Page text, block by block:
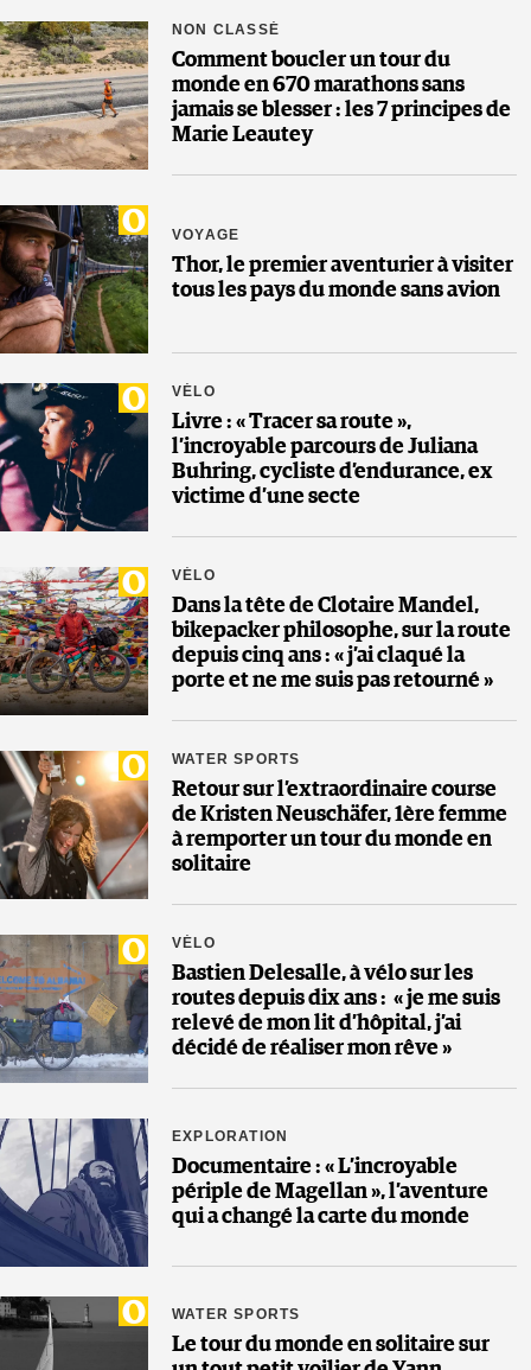
NON CLASSÉ
Comment boucler un tour du
monde en 670 marathons sans
jamais se blesser : les 7 principes de
Marie Leautey
VOYAGE
Thor, le premier aventurier à visiter
tous les pays du monde sans avion
VÉLO
Livre : « Tracer sa route »,
l’incroyable parcours de Juliana
Buhring, cycliste d’endurance, ex
victime d’une secte
VÉLO
Dans la tête de Clotaire Mandel,
bikepacker philosophe, sur la route
depuis cinq ans : « j’ai claqué la
porte et ne me suis pas retourné »
WATER SPORTS
Retour sur l’extraordinaire course
de Kristen Neuschäfer, 1ère femme
à remporter un tour du monde en
solitaire
VÉLO
Bastien Delesalle, à vélo sur les
routes depuis dix ans : « je me suis
relevé de mon lit d’hôpital, j’ai
décidé de réaliser mon rêve »
EXPLORATION
Documentaire : « L’incroyable
périple de Magellan », l’aventure
qui a changé la carte du monde
WATER SPORTS
Le tour du monde en solitaire sur